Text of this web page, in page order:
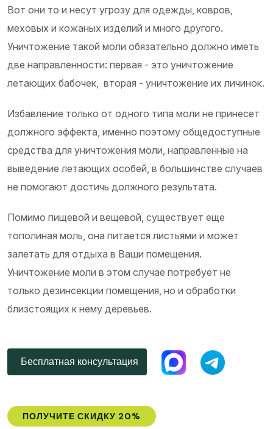
Вот они то и несут угрозу для одежды, ковров,
меховых и кожаных изделий и много другого.
Уничтожение такой моли обязательно должно иметь
две направленности: первая - это уничтожение
летающих бабочек, вторая - уничтожение их личинок.
Избавление только от одного типа моли не принесет
должного эффекта, именно поэтому общедоступные
средства для уничтожения моли, направленные на
выведение летающих особей, в большинстве случаев
не помогают достичь должного результата.
Помимо пищевой и вещевой, существует еще
тополиная моль, она питается листьями и может
залетать для отдыха в Ваши помещения.
Уничтожение моли в этом случае потребует не
только дезинсекции помещения, но и обработки
близстоящих к нему деревьев.
Бесплатная консультация
ПОЛУЧИТЕ СКИДКУ 20%